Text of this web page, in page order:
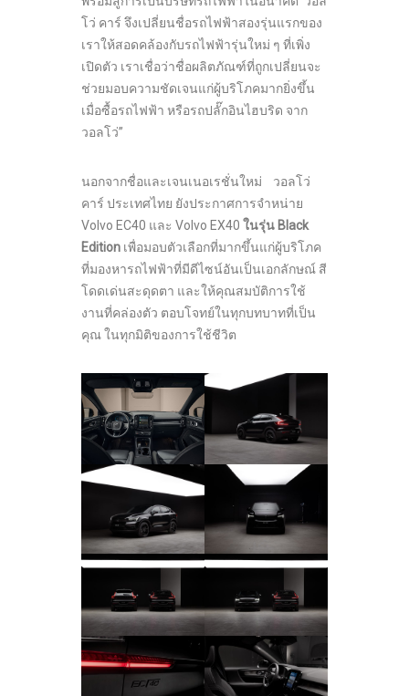
โว่ คาร์ จึงเปลี่ยนชื่อรถไฟฟ้าสองรุ่นแรกของ
เราให้สอดคล้องกับรถไฟฟ้ารุ่นใหม่ ๆ ที่เพิ่ง
เปิดตัว เราเชื่อว่าชื่อผลิตภัณฑ์ที่ถูกเปลี่ยนจะ
ช่วยมอบความชัดเจนแก่ผู้บริโภคมากยิ่งขึ้น
เมื่อซื้อรถไฟฟ้า หรือรถปลั๊กอินไฮบริด จาก
วอลโว่”
นอกจากชื่อและเจนเนอเรชั่นใหม่ วอลโว่
คาร์ ประเทศไทย ยังประกาศการจำหน่าย
Volvo EC40 และ Volvo EX40 ในรุ่น Black
Edition เพื่อมอบตัวเลือกที่มากขึ้นแก่ผู้บริโภค
ที่มองหารถไฟฟ้าที่มีดีไซน์อันเป็นเอกลักษณ์ สี
โดดเด่นสะดุดตา และให้คุณสมบัติการใช้
งานที่คล่องตัว ตอบโจทย์ในทุกบทบาทที่เป็น
คุณ ในทุกมิติของการใช้ชีวิต